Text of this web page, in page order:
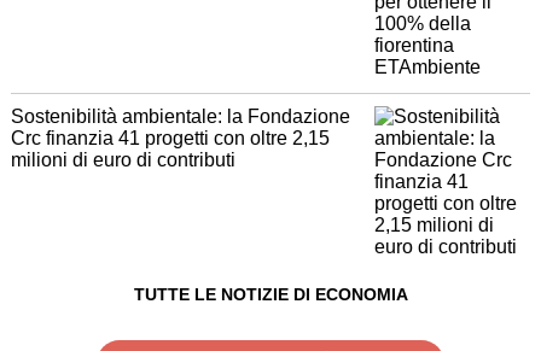
Sostenibilità ambientale: la Fondazione
Crc finanzia 41 progetti con oltre 2,15
milioni di euro di contributi
TUTTE LE NOTIZIE DI ECONOMIA